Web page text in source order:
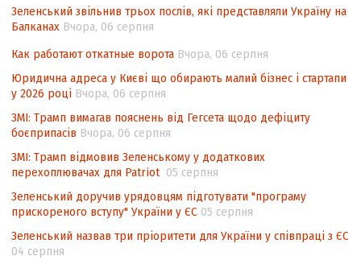
контексті євроінтеграції
Аналіз виборчого законодавства щодо
невизначеності механізму повторного
підрахунку голосів виборців
Інформаційна безпека суспільства
Зеленський звільнив трьох послів, які представляли Україну на
Балканах Вчора, 06 серпня
Как работают откатные ворота Вчора, 06 серпня
Юридична адреса у Києві що обирають малий бізнес і стартапи
у 2026 році Вчора, 06 серпня
ЗМІ: Трамп вимагав пояснень від Гегсета щодо дефіциту
боєприпасів Вчора, 06 серпня
ЗМІ: Трамп відмовив Зеленському у додаткових
перехоплювачах для Patriot 05 серпня
Зеленський доручив урядовцям підготувати "програму
прискореного вступу" України у ЄС 05 серпня
Зеленський назвав три пріоритети для України у співпраці з ЄС
04 серпня